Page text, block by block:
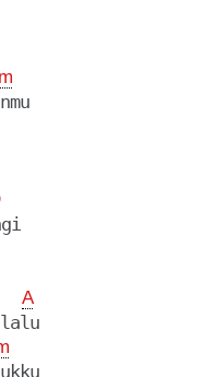
biarlah kini kucoba menyayangi
A
lalu